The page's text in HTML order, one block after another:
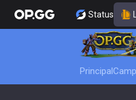
Status
Principal